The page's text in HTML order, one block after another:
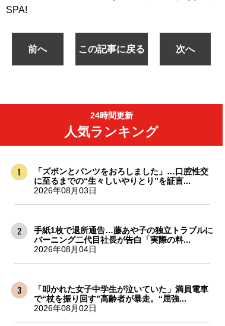
SPA!
前へ この記事に戻る 次へ
24時間更新
人気ランキング
「ズボンとパンツをおろしました」…口腔性交
に至るまでの“生々しいやりとり”を証言...
2026年08月03日
手紙1枚で退所通告…藤あや子の独立トラブルに
バーニング二代目社長が告白「実際の料...
2026年08月04日
「叩かれた女子中学生が泣いていた」満員電車
で“杖を振り回す”高齢者が暴走。“屈強...
2026年08月02日